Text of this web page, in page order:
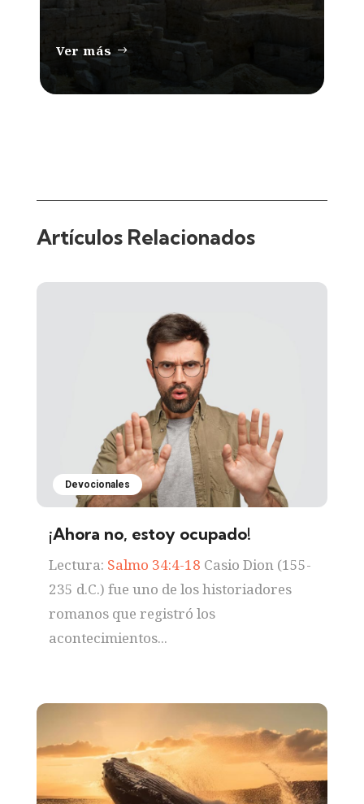
Ver más
Artículos Relacionados
Devocionales
¡Ahora no, estoy ocupado!
Lectura: Salmo 34:4-18 Casio Dion (155-
235 d.C.) fue uno de los historiadores
romanos que registró los
acontecimientos...